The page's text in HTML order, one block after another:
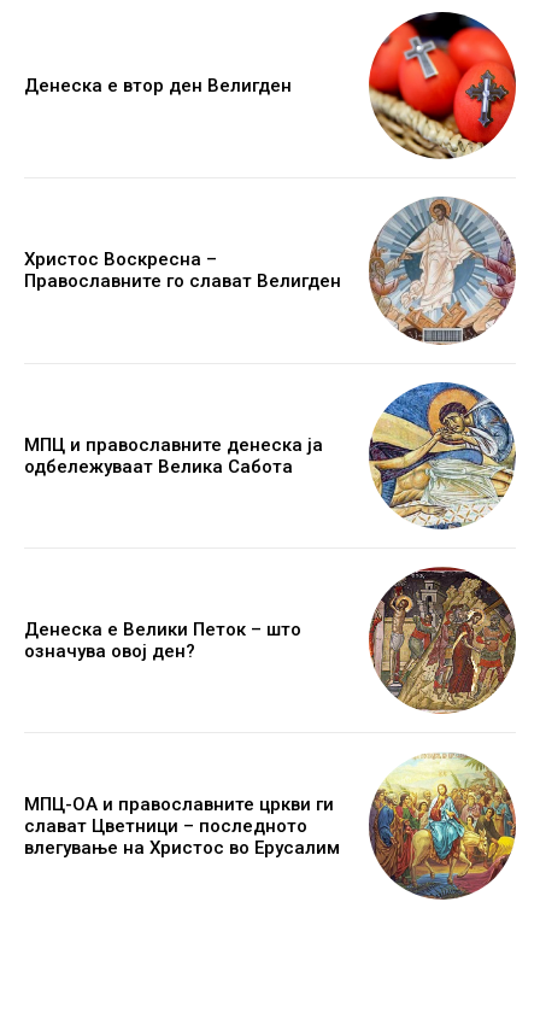
Денеска е втор ден Велигден
Христос Воскресна –
Православните го слават Велигден
МПЦ и православните денеска ја
одбележуваат Велика Сабота
Денеска е Велики Петок – што
означува овој ден?
МПЦ-ОА и православните цркви ги
слават Цветници – последното
влегување на Христос во Ерусалим